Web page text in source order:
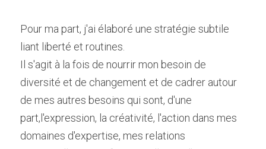
Pour ma part, j'ai élaboré une stratégie subtile
liant liberté et routines.
Il s'agit à la fois de nourrir mon besoin de
diversité et de changement et de cadrer autour
de mes autres besoins qui sont, d'une
part,l'expression, la créativité, l'action dans mes
domaines d'expertise, mes relations